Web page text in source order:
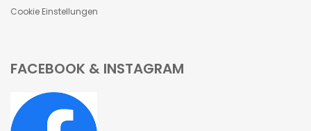
Cookie Einstellungen
FACEBOOK & INSTAGRAM